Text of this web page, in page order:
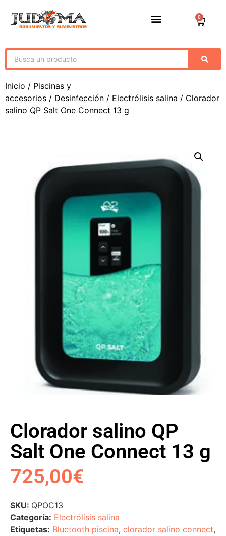
0
Inicio / Piscinas y
accesorios / Desinfección / Electrólisis salina / Clorador
salino QP Salt One Connect 13 g
Clorador salino QP
Salt One Connect 13 g
725,00€
SKU: QPOC13
Categoría: Electrólisis salina
Etiquetas: Bluetooth piscina, clorador salino connect,